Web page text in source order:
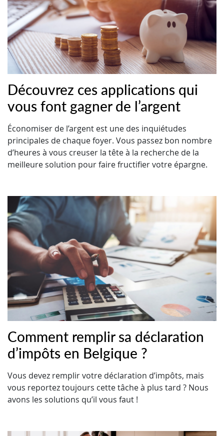
Découvrez ces applications qui
vous font gagner de l’argent
Économiser de l’argent est une des inquiétudes
principales de chaque foyer. Vous passez bon nombre
d’heures à vous creuser la tête à la recherche de la
meilleure solution pour faire fructifier votre épargne.
Comment remplir sa déclaration
d’impôts en Belgique ?
Vous devez remplir votre déclaration d’impôts, mais
vous reportez toujours cette tâche à plus tard ? Nous
avons les solutions qu’il vous faut !